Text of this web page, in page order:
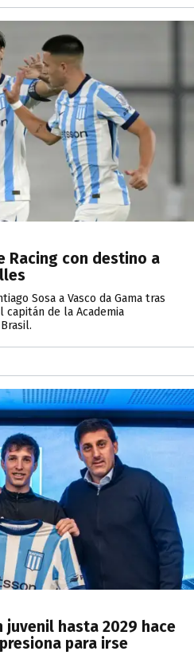
Racing con destino a
Sosa a Vasco da Gama tras
de la Academia
juvenil hasta 2029 hace
para irse